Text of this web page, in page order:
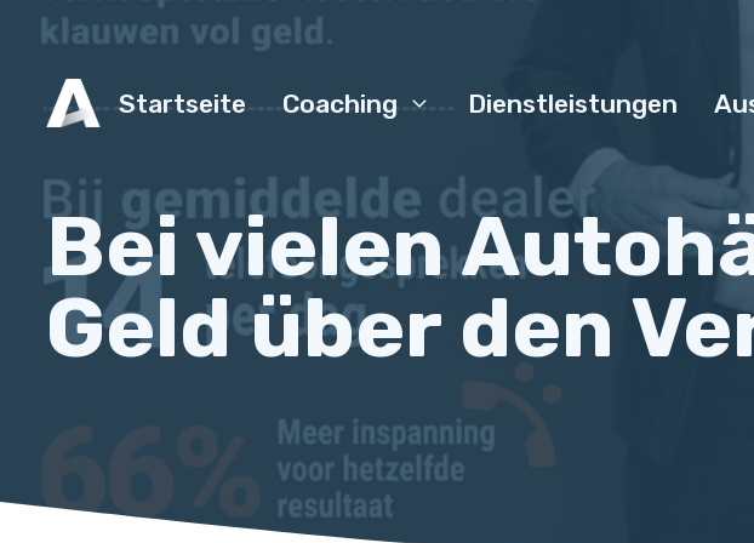
Startseite Coaching Dienstleistungen
Bei vielen
Geld über den